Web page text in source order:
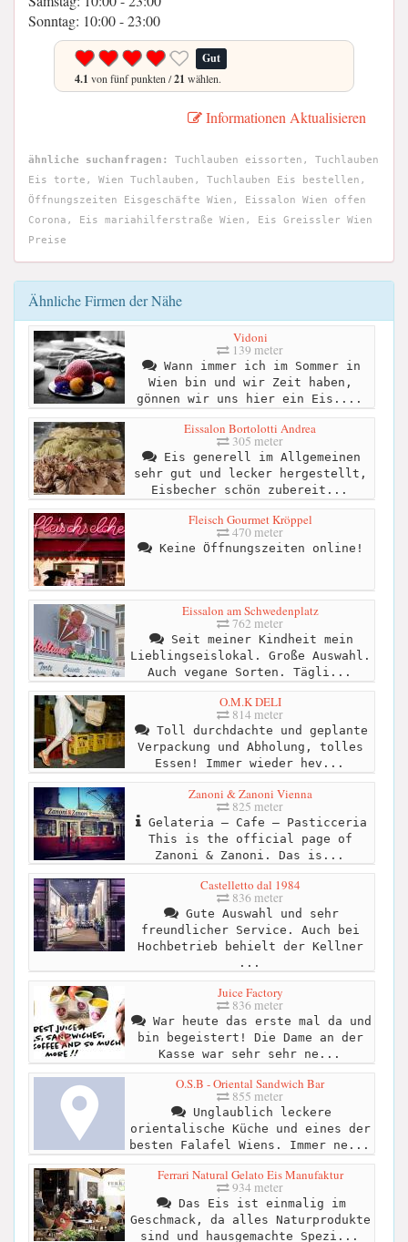
Sonntag: 10:00 - 23:00
Gut
4.1 von fünf punkten /21 wählen.
Informationen Aktualisieren
ähnliche suchanfragen:
Tuchlauben eissorten, Tuchlauben
Eis torte, Wien Tuchlauben, Tuchlauben Eis bestellen,
Öffnungszeiten Eisgeschäfte Wien, Eissalon Wien offen
Corona, Eis mariahilferstraße Wien, Eis Greissler Wien
Preise
Ähnliche Firmen der Nähe
Vidoni
139 meter
Wann immer ich im Sommer in
Wien bin und wir Zeit haben,
gönnen wir uns hier ein Eis....
Eissalon Bortolotti Andrea
305 meter
Eis generell im Allgemeinen
sehr gut und lecker hergestellt,
Eisbecher schön zubereit...
Fleisch Gourmet Kröppel
470 meter
Keine Öffnungszeiten online!
Eissalon am Schwedenplatz
762 meter
Seit meiner Kindheit mein
Lieblingseislokal. Große Auswahl.
Auch vegane Sorten. Tägli...
O.M.K DELI
814 meter
Toll durchdachte und geplante
Verpackung und Abholung, tolles
Essen! Immer wieder hev...
Zanoni & Zanoni Vienna
825 meter
Gelateria – Cafe – Pasticceria
This is the official page of
Zanoni & Zanoni. Das is...
Castelletto dal 1984
836 meter
Gute Auswahl und sehr
freundlicher Service. Auch bei
Hochbetrieb behielt der Kellner
...
Juice Factory
836 meter
War heute das erste mal da und
bin begeistert! Die Dame an der
Kasse war sehr sehr ne...
O.S.B - Oriental Sandwich Bar
855 meter
Unglaublich leckere
orientalische Küche und eines der
besten Falafel Wiens. Immer ne...
Ferrari Natural Gelato Eis Manufaktur
934 meter
Das Eis ist einmalig im
Geschmack, da alles Naturprodukte
sind und hausgemachte Spezi...